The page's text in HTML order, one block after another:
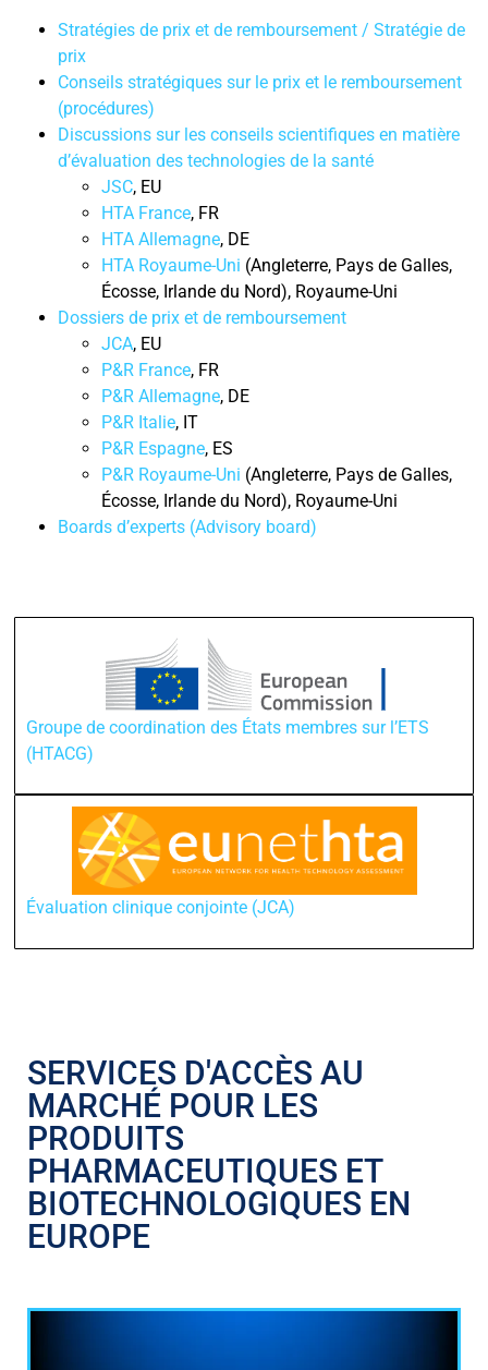
Stratégies de prix et de remboursement / Stratégie de
prix
Conseils stratégiques sur le prix et le remboursement
(procédures)
Discussions sur les conseils scientifiques en matière
d’évaluation des technologies de la santé
JSC, EU
HTA France, FR
HTA Allemagne, DE
HTA Royaume-Uni (Angleterre, Pays de Galles,
Écosse, Irlande du Nord), Royaume-Uni
Dossiers de prix et de remboursement
JCA, EU
P&R France, FR
P&R Allemagne, DE
P&R Italie, IT
P&R Espagne, ES
P&R Royaume-Uni (Angleterre, Pays de Galles,
Écosse, Irlande du Nord), Royaume-Uni
Boards d’experts (Advisory board)
Groupe de coordination des États membres sur l’ETS
(HTACG)
Évaluation clinique conjointe (JCA)
SERVICES D'ACCÈS AU
MARCHÉ POUR LES
PRODUITS
PHARMACEUTIQUES ET
BIOTECHNOLOGIQUES EN
EUROPE